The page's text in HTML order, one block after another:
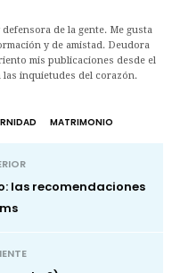
de la gente. Me gusta
y de amistad. Deudora
mis publicaciones desde el
las inquietudes del corazón.
MATRIMONIO
las recomendaciones